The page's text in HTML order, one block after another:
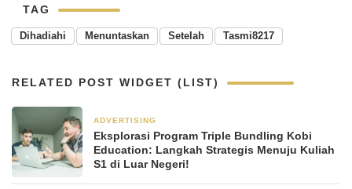
TAG
Dihadiahi Menuntaskan Setelah Tasmi8217
RELATED POST WIDGET (LIST)
ADVERTISING
Eksplorasi Program Triple Bundling Kobi
Education: Langkah Strategis Menuju Kuliah
S1 di Luar Negeri!